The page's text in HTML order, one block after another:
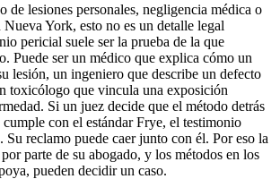
de lesiones personales, negligencia médica o
York, esto no es un detalle legal
pericial suele ser la prueba de la que
Puede ser un médico que explica cómo un
lesión, un ingeniero que describe un defecto
toxicólogo que vincula una exposición
Si un juez decide que el método detrás
con el estándar Frye, el testimonio
Su reclamo puede caer junto con él. Por eso la
parte de su abogado, y los métodos en los
pueden decidir un caso.